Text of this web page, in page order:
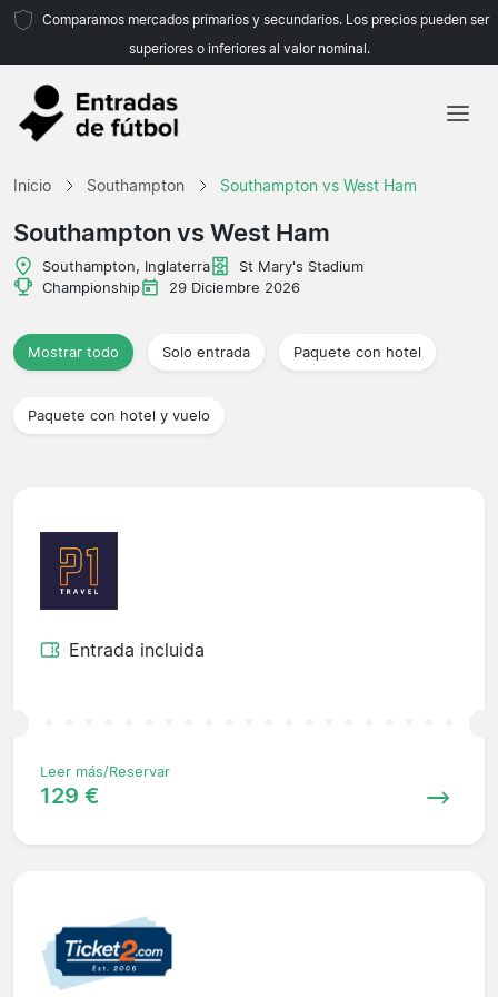
Comparamos mercados primarios y secundarios. Los precios pueden ser
superiores o inferiores al valor nominal.
Agencias de viajes
Inicio Southampton Southampton vs West Ham
Southampton vs West Ham
Southampton, Inglaterra
St Mary's Stadium
Championship
29 Diciembre 2026
Mostrar todo Solo entrada Paquete con hotel
Paquete con hotel y vuelo
Entrada incluida
Leer más/Reservar
129 €